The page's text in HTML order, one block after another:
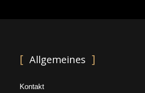
Allgemeines
Kontakt